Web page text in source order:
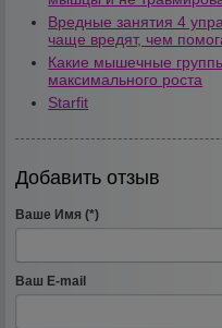
Вредные занятия 4
чаще вредят, чем
Какие мышечные
максимального роста
Starfit
Добавить отзыв
Ваше Имя (*)
Ваш E-mail